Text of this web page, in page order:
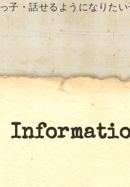
子・話せるようになりた